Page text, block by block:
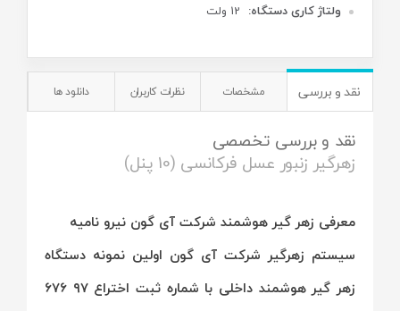
ولتاژ کاری دستگاه: 12 ولت
نقد و بررسی مشخصات نظرات کاربران دانلود ها
نقد و بررسی تخصصی
زهرگیر زنبور عسل فرکانسی (10 پنل)
معرفی زهر گیر هوشمند شرکت آی گون نیرو نامیه
سیستم زهرگیر شرکت آی گون اولین نمونه دستگاه
زهر گیر هوشمند داخلی با شماره ثبت اختراع ۹۷ ۶۷۶